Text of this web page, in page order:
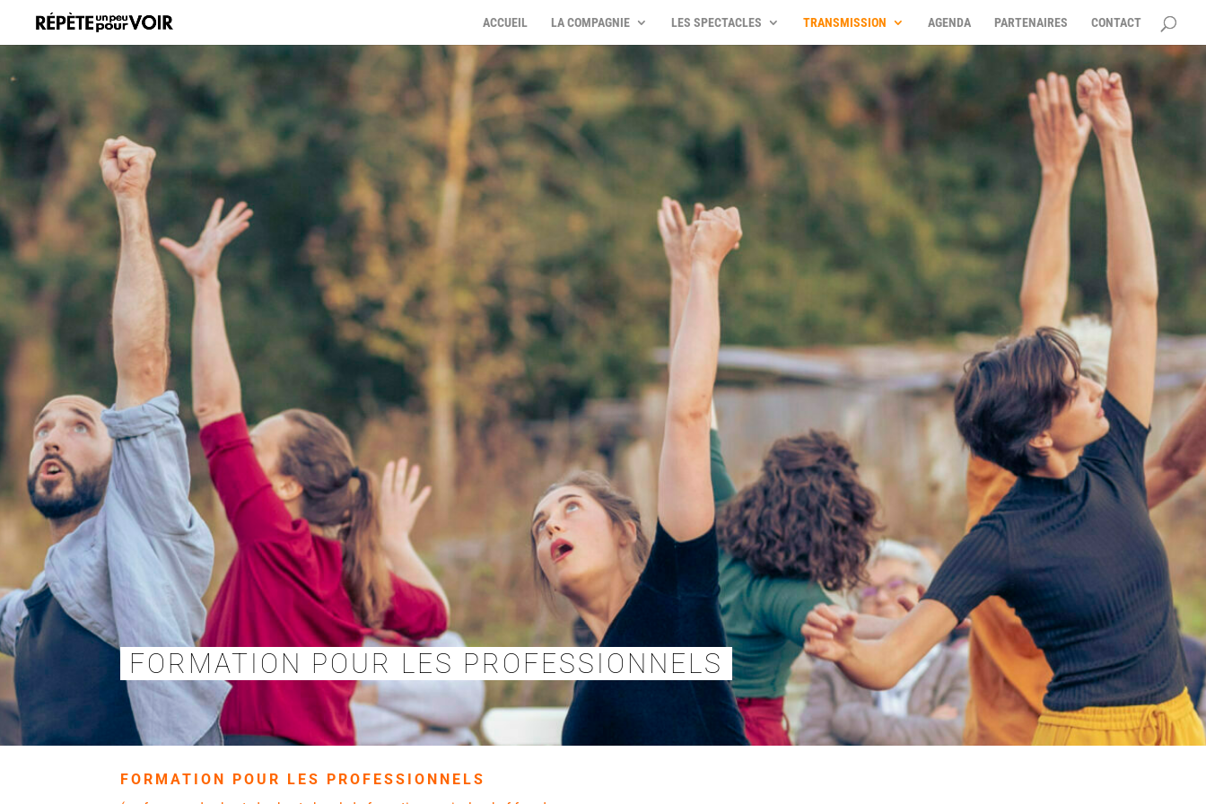
ACCUEIL LA COMPAGNIE LES SPECTACLES TRANSMISSION AGENDA PARTENAIRES CONTACT
FORMATION POUR LES PROFESSIONNELS
FORMATION POUR LES PROFESSIONNELS